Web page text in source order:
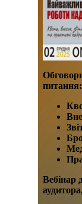
питання:
Вебінар